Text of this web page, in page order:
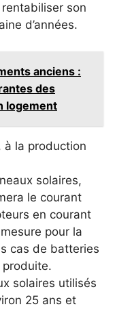
son
d’années.
anciens :
des
logement
à la production
solaires,
le courant
en courant
pour la
cas de batteries
produite.
solaires utilisés
25 ans et